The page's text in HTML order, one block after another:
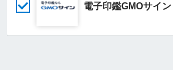
電子印鑑GMOサイン